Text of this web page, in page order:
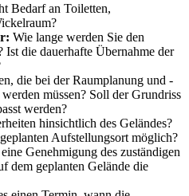
Bedarf an Toiletten,
Wie lange werden Sie den
Ist die dauerhafte Übernahme der
die bei der Raumplanung und -
müssen? Soll der Grundriss
werden?
hinsichtlich des Geländes?
Aufstellungsort möglich?
Genehmigung des zuständigen
dem geplanten Gelände die